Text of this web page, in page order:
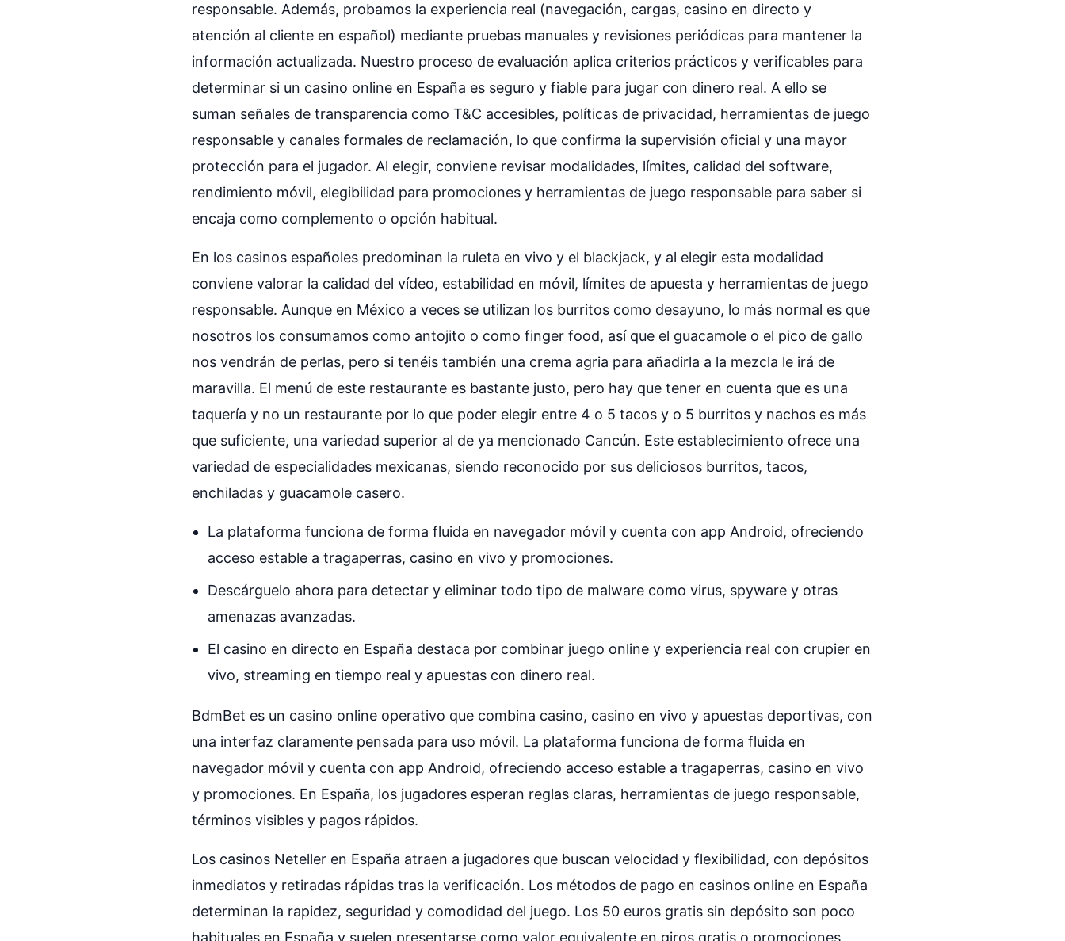
responsable. Además, probamos la experiencia real (navegación, cargas, casino en directo y
atención al cliente en español) mediante pruebas manuales y revisiones periódicas para mantener la
información actualizada. Nuestro proceso de evaluación aplica criterios prácticos y verificables para
determinar si un casino online en España es seguro y fiable para jugar con dinero real. A ello se
suman señales de transparencia como T&C accesibles, políticas de privacidad, herramientas de juego
responsable y canales formales de reclamación, lo que confirma la supervisión oficial y una mayor
protección para el jugador. Al elegir, conviene revisar modalidades, límites, calidad del software,
rendimiento móvil, elegibilidad para promociones y herramientas de juego responsable para saber si
encaja como complemento o opción habitual.
En los casinos españoles predominan la ruleta en vivo y el blackjack, y al elegir esta modalidad
conviene valorar la calidad del vídeo, estabilidad en móvil, límites de apuesta y herramientas de juego
responsable. Aunque en México a veces se utilizan los burritos como desayuno, lo más normal es que
nosotros los consumamos como antojito o como finger food, así que el guacamole o el pico de gallo
nos vendrán de perlas, pero si tenéis también una crema agria para añadirla a la mezcla le irá de
maravilla. El menú de este restaurante es bastante justo, pero hay que tener en cuenta que es una
taquería y no un restaurante por lo que poder elegir entre 4 o 5 tacos y o 5 burritos y nachos es más
que suficiente, una variedad superior al de ya mencionado Cancún. Este establecimiento ofrece una
variedad de especialidades mexicanas, siendo reconocido por sus deliciosos burritos, tacos,
enchiladas y guacamole casero.
La plataforma funciona de forma fluida en navegador móvil y cuenta con app Android, ofreciendo
acceso estable a tragaperras, casino en vivo y promociones.
Descárguelo ahora para detectar y eliminar todo tipo de malware como virus, spyware y otras
amenazas avanzadas.
El casino en directo en España destaca por combinar juego online y experiencia real con crupier en
vivo, streaming en tiempo real y apuestas con dinero real.
BdmBet es un casino online operativo que combina casino, casino en vivo y apuestas deportivas, con
una interfaz claramente pensada para uso móvil. La plataforma funciona de forma fluida en
navegador móvil y cuenta con app Android, ofreciendo acceso estable a tragaperras, casino en vivo
y promociones. En España, los jugadores esperan reglas claras, herramientas de juego responsable,
términos visibles y pagos rápidos.
Los casinos Neteller en España atraen a jugadores que buscan velocidad y flexibilidad, con depósitos
inmediatos y retiradas rápidas tras la verificación. Los métodos de pago en casinos online en España
determinan la rapidez, seguridad y comodidad del juego. Los 50 euros gratis sin depósito son poco
habituales en España y suelen presentarse como valor equivalente en giros gratis o promociones